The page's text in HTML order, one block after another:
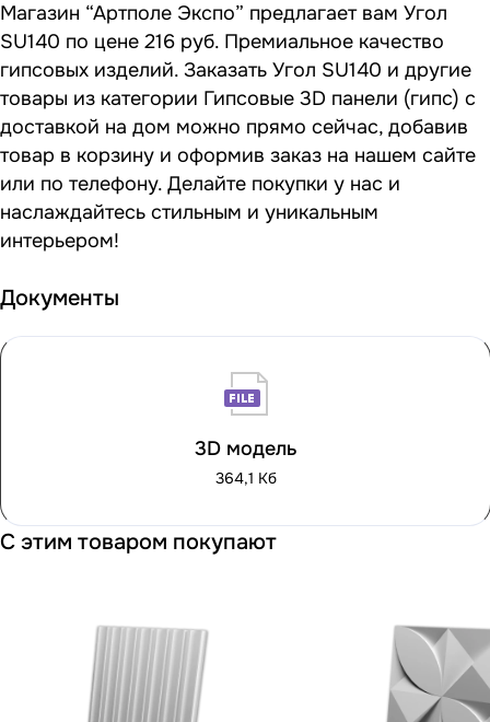
Магазин “Артполе Экспо” предлагает вам Угол
SU140 по цене 216 руб. Премиальное качество
гипсовых изделий. Заказать Угол SU140 и другие
товары из категории Гипсовые 3D панели (гипс) с
доставкой на дом можно прямо сейчас, добавив
товар в корзину и оформив заказ на нашем сайте
или по телефону. Делайте покупки у нас и
наслаждайтесь стильным и уникальным
интерьером!
Документы
3D модель
364,1 Кб
С этим товаром покупают